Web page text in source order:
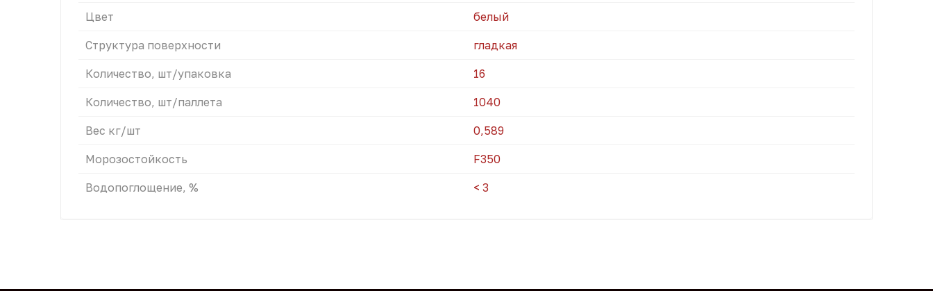
Цвет белый
Структура поверхности гладкая
Количество, шт/упаковка 16
Количество, шт/паллета 1040
Вес кг/шт 0,589
Морозостойкость F350
Водопоглощение, % < 3